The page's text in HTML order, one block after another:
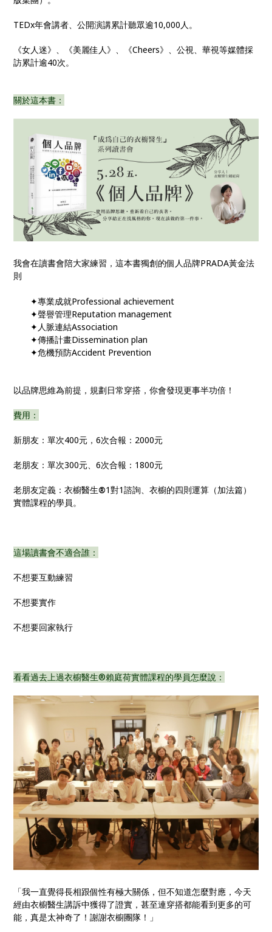
TEDx年會講者、公開演講累計聽眾逾10,000人。
《女人迷》、《美麗佳人》、《Cheers》、公視、華視等媒體採
訪累計逾40次。
關於這本書：
我會在讀書會陪大家練習，這本書獨創的個人品牌PRADA黃金法
則
✦專業成就Professional achievement
✦聲譽管理Reputation management
✦人脈連結Association
✦傳播計畫Dissemination plan
✦危機預防Accident Prevention
以品牌思維為前提，規劃日常穿搭，你會發現更事半功倍！
費用：
新朋友：單次400元，6次合報：2000元
老朋友：單次300元、6次合報：1800元
老朋友定義：衣櫥醫生®1對1諮詢、衣櫥的四則運算（加法篇）
實體課程的學員。
這場讀書會不適合誰：
不想要互動練習
不想要實作
不想要回家執行
看看過去上過衣櫥醫生®賴庭荷實體課程的學員怎麼說：
「我一直覺得長相跟個性有極大關係，但不知道怎麼對應，今天
經由衣櫥醫生講訴中獲得了證實，甚至連穿搭都能看到更多的可
能，真是太神奇了！謝謝衣櫥團隊！」